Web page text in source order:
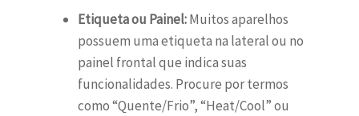
Etiqueta ou Painel:Muitos aparelhos
possuem uma etiqueta na lateral ou no
painel frontal que indica suas
funcionalidades. Procure por termos
como “Quente/Frio”, “Heat/Cool” ou